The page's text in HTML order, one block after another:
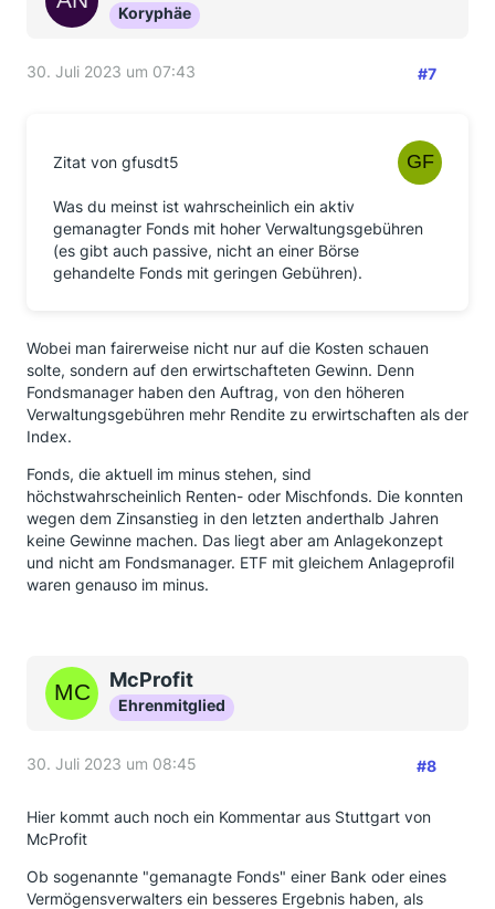
Koryphäe
30. Juli 2023 um 07:43 #7
Zitat von gfusdt5
Was du meinst ist wahrscheinlich ein aktiv
gemanagter Fonds mit hoher Verwaltungsgebühren
(es gibt auch passive, nicht an einer Börse
gehandelte Fonds mit geringen Gebühren).
Wobei man fairerweise nicht nur auf die Kosten schauen
solte, sondern auf den erwirtschafteten Gewinn. Denn
Fondsmanager haben den Auftrag, von den höheren
Verwaltungsgebühren mehr Rendite zu erwirtschaften als der
Index.
Fonds, die aktuell im minus stehen, sind
höchstwahrscheinlich Renten- oder Mischfonds. Die konnten
wegen dem Zinsanstieg in den letzten anderthalb Jahren
keine Gewinne machen. Das liegt aber am Anlagekonzept
und nicht am Fondsmanager. ETF mit gleichem Anlageprofil
waren genauso im minus.
McProfit
Ehrenmitglied
30. Juli 2023 um 08:45 #8
Hier kommt auch noch ein Kommentar aus Stuttgart von
McProfit
Ob sogenannte "gemanagte Fonds" einer Bank oder eines
Vermögensverwalters ein besseres Ergebnis haben, als